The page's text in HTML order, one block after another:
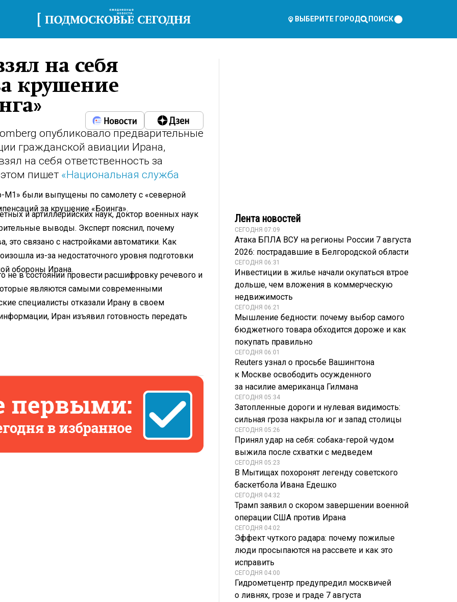
ВЫБЕРИТЕ ГОРОД ПОИСК
на себя
крушение
опубликовало предварительные
гражданской авиации Ирана,
на себя ответственность за
пишет «Национальная служба
М1» были выпущены по самолету с «северной
за крушение «Боинга».
и артиллерийских наук, доктор военных наук
выводы. Эксперт пояснил, почему
связано с настройками автоматики. Как
из-за недостаточного уровня подготовки
обороны Ирана.
не в состоянии провести расшифровку речевого и
являются самыми современными
специалисты отказали Ирану в своем
Иран изъявил готовность передать
Лента новостей
СЕГОДНЯ 07:09
Атака БПЛА ВСУ на регионы России 7 августа
2026: пострадавшие в Белгородской области
СЕГОДНЯ 06:31
Инвестиции в жилье начали окупаться втрое
дольше, чем вложения в коммерческую
недвижимость
СЕГОДНЯ 06:21
Мышление бедности: почему выбор самого
бюджетного товара обходится дороже и как
покупать правильно
СЕГОДНЯ 06:01
Reuters узнал о просьбе Вашингтона
к Москве освободить осужденного
за насилие американца Гилмана
СЕГОДНЯ 05:34
Затопленные дороги и нулевая видимость:
сильная гроза накрыла юг и запад столицы
СЕГОДНЯ 05:26
Принял удар на себя: собака-герой чудом
выжила после схватки с медведем
СЕГОДНЯ 05:23
В Мытищах похоронят легенду советского
баскетбола Ивана Едешко
СЕГОДНЯ 04:32
Трамп заявил о скором завершении военной
операции США против Ирана
СЕГОДНЯ 04:02
Эффект чуткого радара: почему пожилые
люди просыпаются на рассвете и как это
исправить
СЕГОДНЯ 04:00
Гидрометцентр предупредил москвичей
о ливнях, грозе и граде 7 августа